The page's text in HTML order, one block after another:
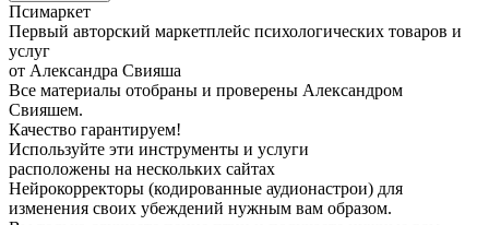
Псимаркет
Первый авторский маркетплейс психологических товаров и
услуг
от Александра Свияша
Все материалы отобраны и проверены Александром
Свияшем.
Качество гарантируем!
Используйте эти инструменты и услуги
расположены на нескольких сайтах
Нейрокорректоры (кодированные аудионастрои) для
изменения своих убеждений нужным вам образом.